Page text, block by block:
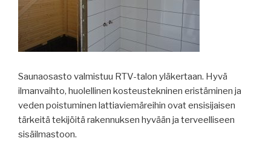
Saunaosasto valmistuu RTV-talon yläkertaan. Hyvä
ilmanvaihto, huolellinen kosteustekninen eristäminen ja
veden poistuminen lattiaviemäreihin ovat ensisijaisen
tärkeitä tekijöitä rakennuksen hyvään ja terveelliseen
sisäilmastoon.